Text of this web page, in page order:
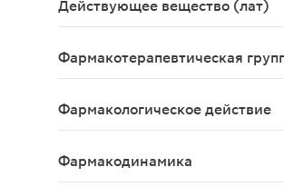
Действующее вещество (лат)
Фармакотерапевтическая
Фармакологическое действие
Фармакодинамика